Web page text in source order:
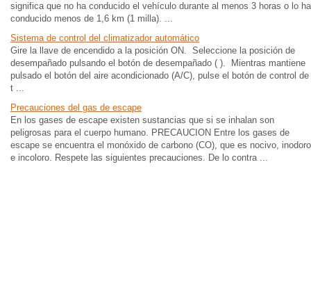
significa que no ha conducido el vehículo durante al menos 3 horas o lo ha
conducido menos de 1,6 km (1 milla). ...
Sistema de control del climatizador automático
Gire la llave de encendido a la posición ON. Seleccione la posición de
desempañado pulsando el botón de desempañado ( ). Mientras mantiene
pulsado el botón del aire acondicionado (A/C), pulse el botón de control de
t ...
Precauciones del gas de escape
En los gases de escape existen sustancias que si se inhalan son
peligrosas para el cuerpo humano. PRECAUCION Entre los gases de
escape se encuentra el monóxido de carbono (CO), que es nocivo, inodoro
e incoloro. Respete las siguientes precauciones. De lo contra ...